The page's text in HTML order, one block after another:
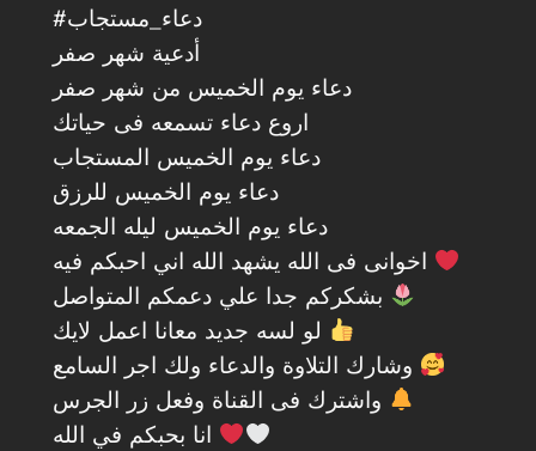
#دعاء_مستجاب
أدعية شهر صفر
دعاء يوم الخميس من شهر صفر
اروع دعاء تسمعه فى حياتك
دعاء يوم الخميس المستجاب
دعاء يوم الخميس للرزق
دعاء يوم الخميس ليله الجمعه